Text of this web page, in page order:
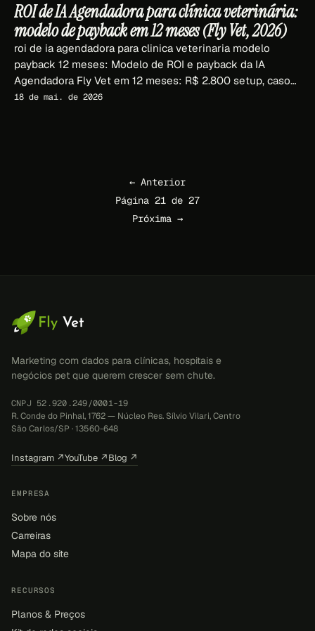
ROI de IA Agendadora para clínica veterinária:
modelo de payback em 12 meses (Fly Vet, 2026)
roi de ia agendadora para clinica veterinaria modelo
payback 12 meses: Modelo de ROI e payback da IA
Agendadora Fly Vet em 12 meses: R$ 2.800 setup, casos
reais (É o Bicho 270 msgs, Brasília 12x, Dra. K 14x), cálculo
18 de mai. de 2026
← Anterior
Página 21 de 27
Próxima →
Marketing com dados para clínicas, hospitais e
negócios pet que querem crescer sem chute.
CNPJ 52.920.249/0001-19
R. Conde do Pinhal, 1762 — Núcleo Res. Sílvio Vilari, Centro
São Carlos/SP · 13560-648
Instagram ↗YouTube ↗Blog ↗
EMPRESA
Sobre nós
Carreiras
Mapa do site
RECURSOS
Planos & Preços